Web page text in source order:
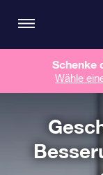
Schenke
Wähle